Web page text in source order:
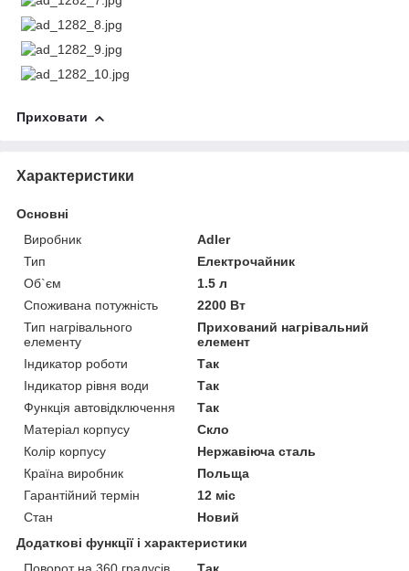
Приховати
Характеристики
Основні
Виробник
Adler
Тип
Електрочайник
Об`єм
1.5 л
Споживана потужність
2200 Вт
Тип нагрівального
елементу
Прихований нагрівальний
елемент
Індикатор роботи
Так
Індикатор рівня води
Так
Функція автовідключення
Так
Матеріал корпусу
Скло
Колір корпусу
Нержавіюча сталь
Країна виробник
Польща
Гарантійний термін
12 міс
Стан
Новий
Додаткові функції і характеристики